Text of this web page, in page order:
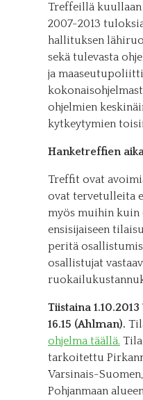
Treffeillä kuullaan
2007-2013
hallituksen
sekä tulevasta
ja
ohjelmien
kytkeytymien
Hanketreffien
Treffit ovat
ovat tervetulleita
myös muihin kuin
ensisijaiseen
peritä
osallistujat
Tiistaina
16.15 (Ahlman).
ohjelma täällä.
tarkoitettu
Varsinais-
Pohjanmaan